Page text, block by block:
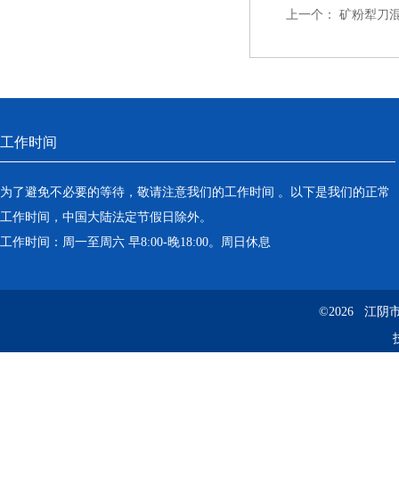
上一个： 矿粉犁刀
工作时间
为了避免不必要的等待，敬请注意我们的工作时间 。以下是我们的正常
工作时间，中国大陆法定节假日除外。
工作时间：周一至周六 早8:00-晚18:00。周日休息
©2026 江阴